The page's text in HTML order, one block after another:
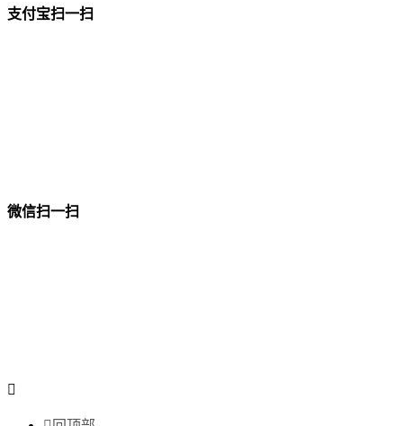
支付宝扫一扫
微信扫一扫
